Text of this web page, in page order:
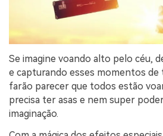
Se imagine voando alto pelo céu,
e capturando esses momentos de
farão parecer que todos estão
precisa ter asas e nem super
imaginação.